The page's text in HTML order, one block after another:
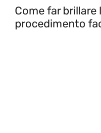
Come far brillare
procedimento